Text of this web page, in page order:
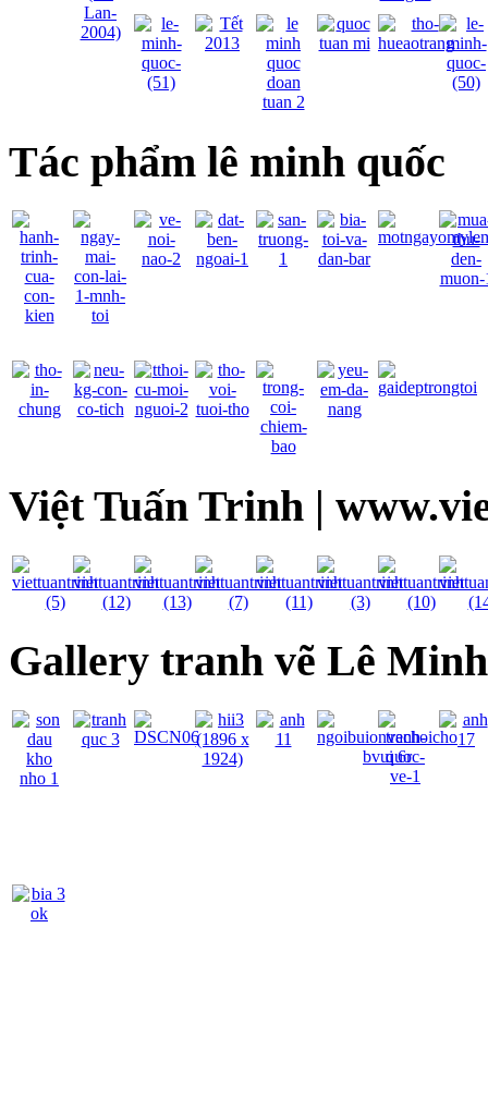
Tác phẩm lê minh quốc
Việt Tuấn Trinh |
Gallery tranh vẽ Lê